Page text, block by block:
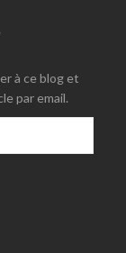
à ce blog et
par email.